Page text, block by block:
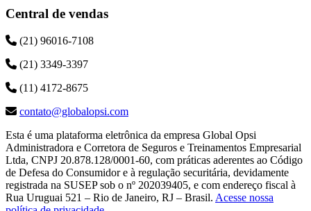
Central de vendas
(21) 96016-7108
(21) 3349-3397
(11) 4172-8675
contato@globalopsi.com
Esta é uma plataforma eletrônica da empresa Global Opsi
Administradora e Corretora de Seguros e Treinamentos Empresarial
Ltda, CNPJ 20.878.128/0001-60, com práticas aderentes ao Código
de Defesa do Consumidor e à regulação securitária, devidamente
registrada na SUSEP sob o nº 202039405, e com endereço fiscal à
Rua Uruguai 521 – Rio de Janeiro, RJ – Brasil. Acesse nossa